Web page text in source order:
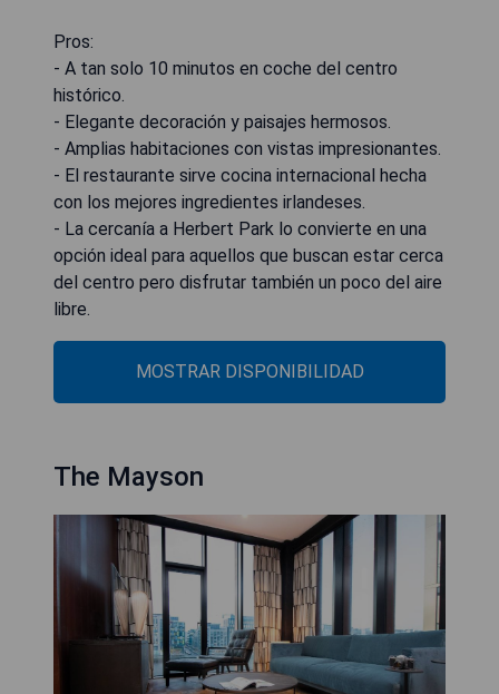
Pros:
- A tan solo 10 minutos en coche del centro
histórico.
- Elegante decoración y paisajes hermosos.
- Amplias habitaciones con vistas impresionantes.
- El restaurante sirve cocina internacional hecha
con los mejores ingredientes irlandeses.
- La cercanía a Herbert Park lo convierte en una
opción ideal para aquellos que buscan estar cerca
del centro pero disfrutar también un poco del aire
libre.
MOSTRAR DISPONIBILIDAD
The Mayson